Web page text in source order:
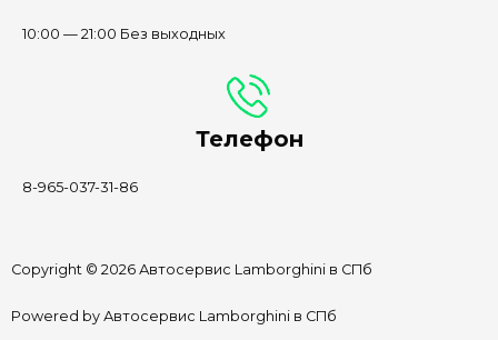
10:00 — 21:00 Без выходных
Телефон
8-965-037-31-86
Copyright © 2026 Автосервис Lamborghini в СПб
Powered by Автосервис Lamborghini в СПб